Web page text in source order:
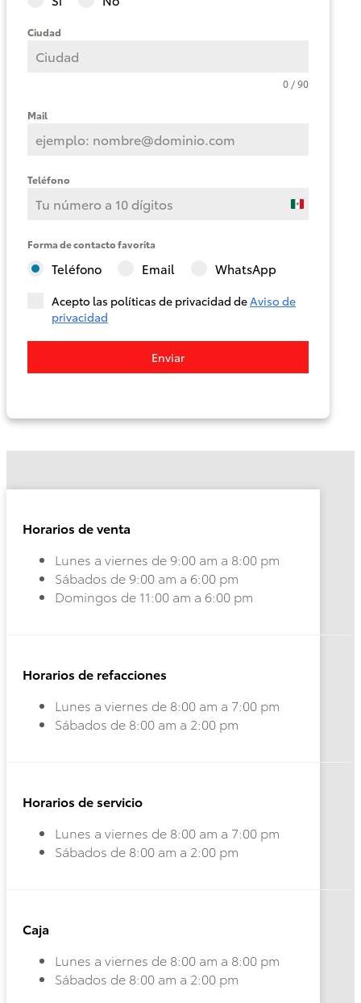
$625,900
2026
DESDE
2026
Ciudad
0 / 90
Mail
Teléfono
Mexico
Forma de contacto favorita
Teléfono Email WhatsApp
Acepto las políticas de privacidad deAviso de
privacidad
Enviar
Horarios de venta
Lunes a viernes de 9:00 am a 8:00 pm
Sábados de 9:00 am a 6:00 pm
Domingos de 11:00 am a 6:00 pm
Horarios de refacciones
Lunes a viernes de 8:00 am a 7:00 pm
Sábados de 8:00 am a 2:00 pm
Horarios de servicio
Lunes a viernes de 8:00 am a 7:00 pm
Sábados de 8:00 am a 2:00 pm
Caja
Lunes a viernes de 8:00 am a 8:00 pm
Sábados de 8:00 am a 2:00 pm